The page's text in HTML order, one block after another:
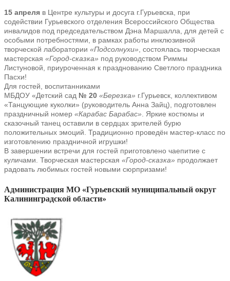
15 апреля в Центре культуры и досуга г.Гурьевска, при
содействии Гурьевского отделения Всероссийского Общества
инвалидов под председательством Дэна Маршалла, для детей с
особыми потребностями, в рамках работы инклюзивной
творческой лаборатории «Подсолнухи», состоялась творческая
мастерская «Город-сказка» под руководством Риммы
Листуновой, приуроченная к празднованию Светлого праздника
Пасхи!
Для гостей, воспитанниками
МБДОУ «Детский сад № 20 «Березка» г.Гурьевск, коллективом
«Танцующие куколки» (руководитель Анна Зайц), подготовлен
праздничный номер «Карабас Барабас». Яркие костюмы и
сказочный танец оставили в сердцах зрителей бурю
положительных эмоций. Традиционно проведён мастер-класс по
изготовлению праздничной игрушки!
В завершении встречи для гостей приготовлено чаепитие с
куличами. Творческая мастерская «Город-сказка» продолжает
радовать любимых гостей новыми сюрпризами!
Администрация МО «Гурьевский муниципальный округ
Калининградской области»